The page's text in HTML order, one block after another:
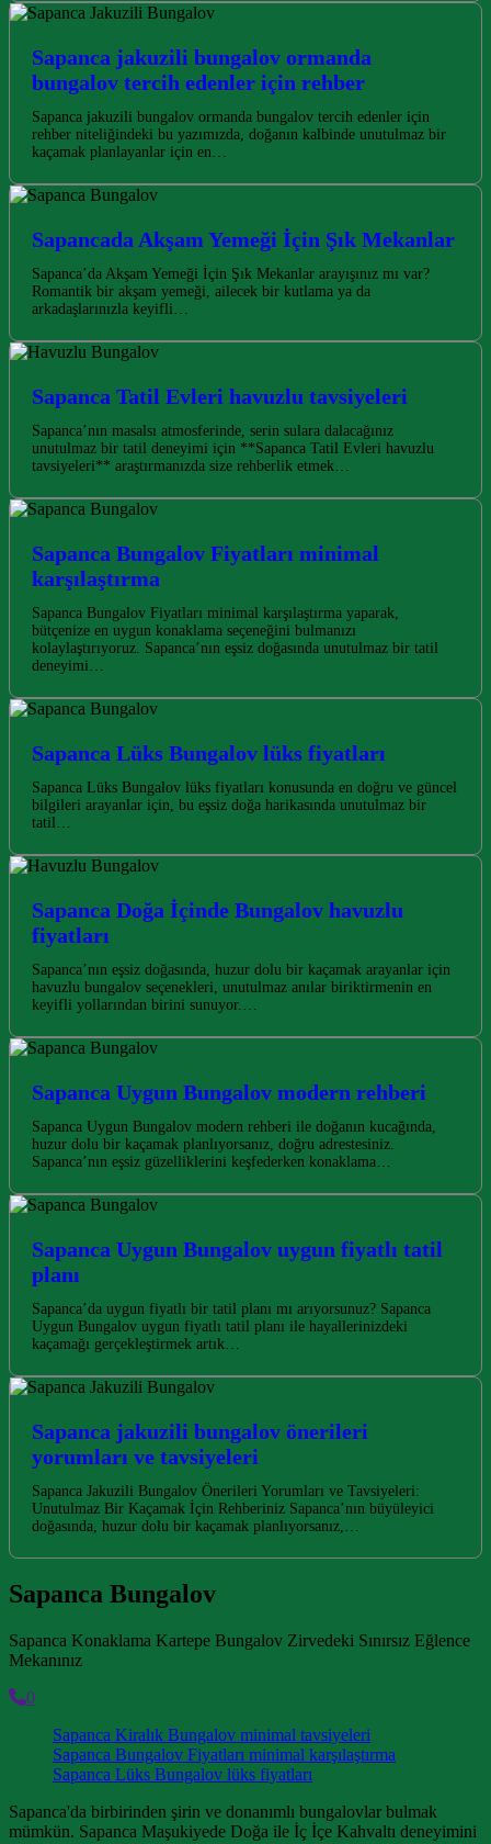
Sapanca jakuzili bungalov ormanda
bungalov tercih edenler için rehber
Sapanca jakuzili bungalov ormanda bungalov tercih edenler için
rehber niteliğindeki bu yazımızda, doğanın kalbinde unutulmaz bir
kaçamak planlayanlar için en…
Sapancada Akşam Yemeği İçin Şık Mekanlar
Sapanca’da Akşam Yemeği İçin Şık Mekanlar arayışınız mı var?
Romantik bir akşam yemeği, ailecek bir kutlama ya da
arkadaşlarınızla keyifli…
Sapanca Tatil Evleri havuzlu tavsiyeleri
Sapanca’nın masalsı atmosferinde, serin sulara dalacağınız
unutulmaz bir tatil deneyimi için **Sapanca Tatil Evleri havuzlu
tavsiyeleri** araştırmanızda size rehberlik etmek…
Sapanca Bungalov Fiyatları minimal
karşılaştırma
Sapanca Bungalov Fiyatları minimal karşılaştırma yaparak,
bütçenize en uygun konaklama seçeneğini bulmanızı
kolaylaştırıyoruz. Sapanca’nın eşsiz doğasında unutulmaz bir tatil
deneyimi…
Sapanca Lüks Bungalov lüks fiyatları
Sapanca Lüks Bungalov lüks fiyatları konusunda en doğru ve güncel
bilgileri arayanlar için, bu eşsiz doğa harikasında unutulmaz bir
tatil…
Sapanca Doğa İçinde Bungalov havuzlu
fiyatları
Sapanca’nın eşsiz doğasında, huzur dolu bir kaçamak arayanlar için
havuzlu bungalov seçenekleri, unutulmaz anılar biriktirmenin en
keyifli yollarından birini sunuyor.…
Sapanca Uygun Bungalov modern rehberi
Sapanca Uygun Bungalov modern rehberi ile doğanın kucağında,
huzur dolu bir kaçamak planlıyorsanız, doğru adrestesiniz.
Sapanca’nın eşsiz güzelliklerini keşfederken konaklama…
Sapanca Uygun Bungalov uygun fiyatlı tatil
planı
Sapanca’da uygun fiyatlı bir tatil planı mı arıyorsunuz? Sapanca
Uygun Bungalov uygun fiyatlı tatil planı ile hayallerinizdeki
kaçamağı gerçekleştirmek artık…
Sapanca jakuzili bungalov önerileri
yorumları ve tavsiyeleri
Sapanca Jakuzili Bungalov Önerileri Yorumları ve Tavsiyeleri:
Unutulmaz Bir Kaçamak İçin Rehberiniz Sapanca’nın büyüleyici
doğasında, huzur dolu bir kaçamak planlıyorsanız,…
Sapanca Bungalov
Sapanca Konaklama Kartepe Bungalov Zirvedeki Sınırsız Eğlence
Mekanınız
0
Sapanca Kiralık Bungalov minimal tavsiyeleri
Sapanca Bungalov Fiyatları minimal karşılaştırma
Sapanca Lüks Bungalov lüks fiyatları
Sapanca'da birbirinden şirin ve donanımlı bungalovlar bulmak
mümkün. Sapanca Maşukiyede Doğa ile İç İçe Kahvaltı deneyimini